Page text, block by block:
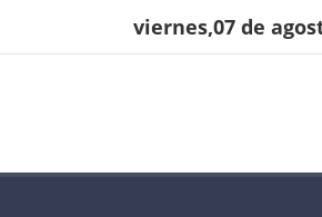
viernes,07 de